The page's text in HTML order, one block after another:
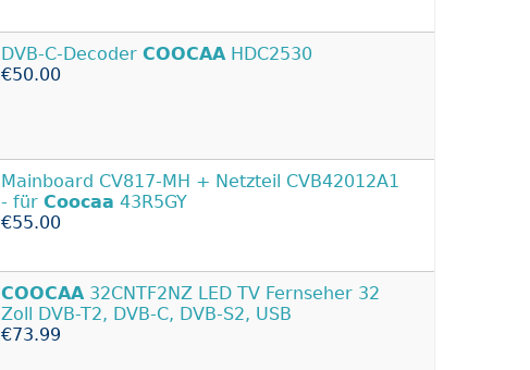
DVB-C-Decoder COOCAA HDC2530
€50.00
Mainboard CV817-MH + Netzteil CVB42012A1
- für Coocaa 43R5GY
€55.00
COOCAA32CNTF2NZ LED TV Fernseher 32
Zoll DVB-T2, DVB-C, DVB-S2, USB
€73.99